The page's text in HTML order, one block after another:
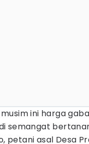
ini harga
semangat
petani asal Desa